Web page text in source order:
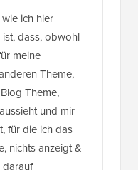
ich hier
dass, obwohl
meine
Theme,
Theme,
und mir
für die ich das
nichts anzeigt &
darauf